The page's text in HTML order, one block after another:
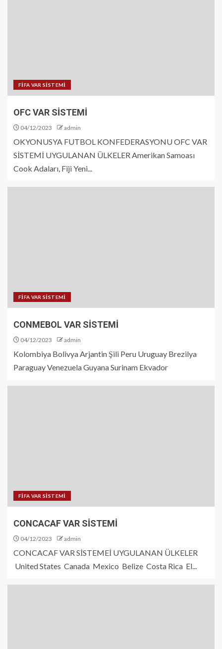
FİFA VAR SİSTEMİ
OFC VAR SİSTEMİ
04/12/2023 admin
OKYONUSYA FUTBOL KONFEDERASYONU OFC VAR
SİSTEMİ UYGULANAN ÜLKELER Amerikan Samoası
Cook Adaları, Fiji Yeni...
FİFA VAR SİSTEMİ
CONMEBOL VAR SİSTEMİ
04/12/2023 admin
Kolombiya Bolivya Arjantin Şili Peru Uruguay Brezilya
Paraguay Venezuela Guyana Surinam Ekvador
FİFA VAR SİSTEMİ
CONCACAF VAR SİSTEMİ
04/12/2023 admin
CONCACAF VAR SİSTEMEİ UYGULANAN ÜLKELER
United States Canada Mexico Belize Costa Rica El...